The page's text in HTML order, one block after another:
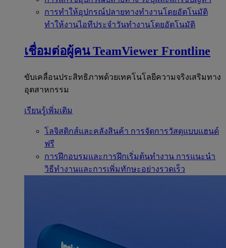
การทำให้อุปกรณ์ปลายทางทำงานโดยอัตโนมัติ
ทำให้งานไอทีประจำวันทำงานโดยอัตโนมัติ
เชื่อมต่อผู้คน TeamViewer Frontline
ขับเคลื่อนประสิทธิภาพด้วยเทคโนโลยีความจริงเสริมทาง
อุตสาหกรรม
เรียนรู้เพิ่มเติม
โลจิสติกส์และคลังสินค้า การจัดการวัสดุแบบแฮนด์
ฟรี
การฝึกอบรมและการฝึกเริ่มต้นทำงาน การแนะนำ
วิธีทำงานและการเพิ่มทักษะอย่างรวดเร็ว